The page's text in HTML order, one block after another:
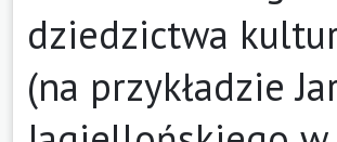
dziedzictwa
(na przykładzie